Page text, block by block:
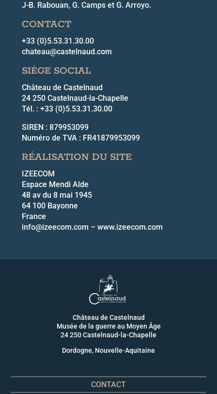
J-B. Rabouan, G. Camps et G. Arroyo.
CONTACT
+33 (0)5.53.31.30.00
chateau@castelnaud.com
SIÈGE SOCIAL
Château de Castelnaud
24 250 Castelnaud-la-Chapelle
Tél. : +33 (0)5.53.31.30.00
SIREN : 879953099
Numéro de TVA : FR41879953099
RÉALISATION DU SITE
IZEECOM
Espace Mendi Alde
48 av du 8 mai 1945
64 100 Bayonne
France
info@izeecom.com – www.izeecom.com
Château de Castelnaud
Musée de la guerre au Moyen Âge
24 250 Castelnaud-la-Chapelle
Dordogne, Nouvelle-Aquitaine
CONTACT